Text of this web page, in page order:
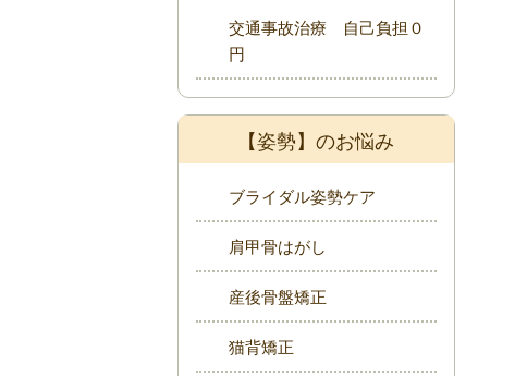
交通事故治療 自己負担０
円
【姿勢】のお悩み
ブライダル姿勢ケア
肩甲骨はがし
産後骨盤矯正
猫背矯正